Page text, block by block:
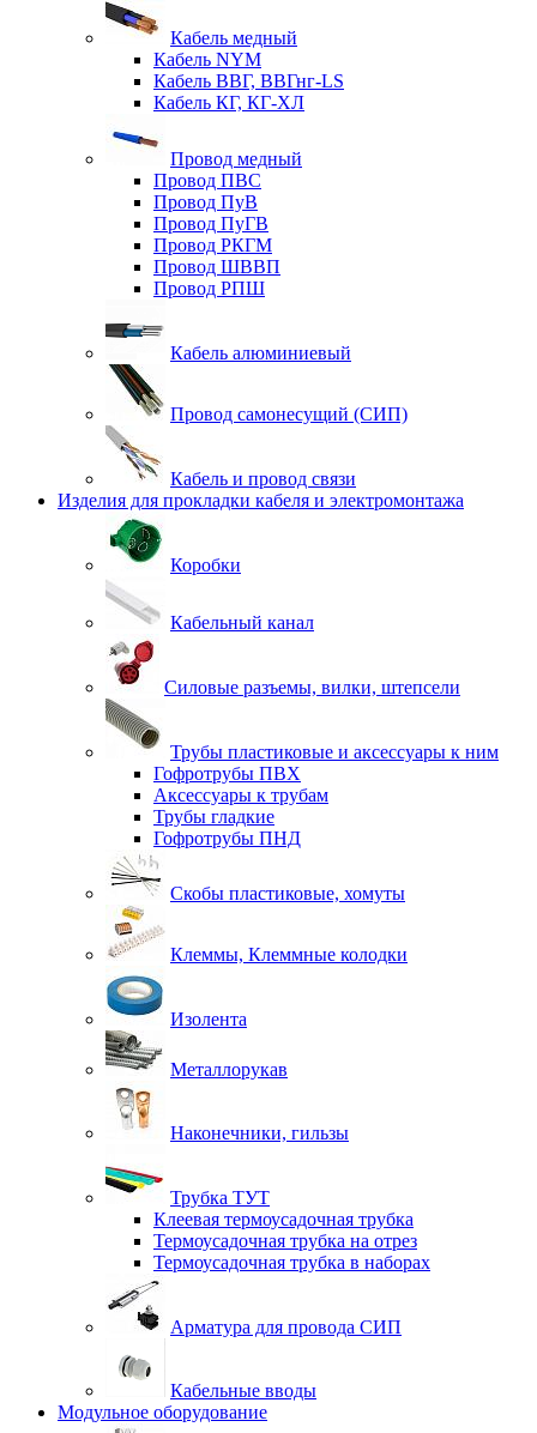
Кабель медный
Кабель NYM
Кабель ВВГ, ВВГнг-LS
Кабель КГ, КГ-ХЛ
Провод медный
Провод ПВС
Провод ПуВ
Провод ПуГВ
Провод РКГМ
Провод ШВВП
Провод РПШ
Кабель алюминиевый
Провод самонесущий (СИП)
Кабель и провод связи
Изделия для прокладки кабеля и электромонтажа
Коробки
Кабельный канал
Силовые разъемы, вилки, штепсели
Трубы пластиковые и аксессуары к ним
Гофротрубы ПВХ
Аксессуары к трубам
Трубы гладкие
Гофротрубы ПНД
Скобы пластиковые, хомуты
Клеммы, Клеммные колодки
Изолента
Металлорукав
Наконечники, гильзы
Трубка ТУТ
Клеевая термоусадочная трубка
Термоусадочная трубка на отрез
Термоусадочная трубка в наборах
Арматура для провода СИП
Кабельные вводы
Модульное оборудование